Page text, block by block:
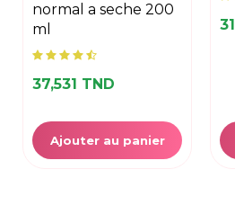
normal a seche 200
ml
37,531 TND
Ajouter au panier